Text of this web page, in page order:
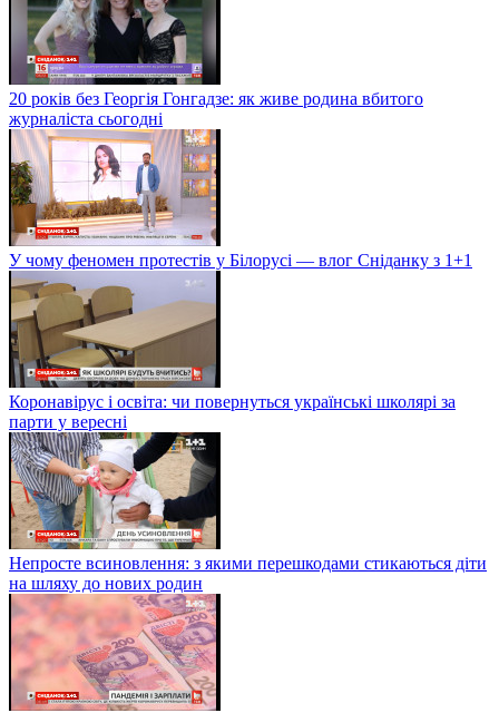
20 років без Георгія Гонгадзе: як живе родина вбитого
журналіста сьогодні
У чому феномен протестів у Білорусі — влог Сніданку з 1+1
Коронавірус і освіта: чи повернуться українські школярі за
парти у вересні
Непросте всиновлення: з якими перешкодами стикаються діти
на шляху до нових родин